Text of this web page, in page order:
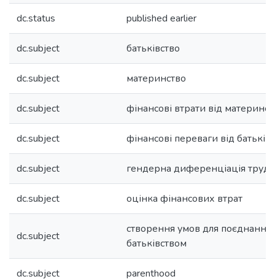
dc.status published earlier
dc.subject батьківство
dc.subject материнство
dc.subject фінансові втрати від
dc.subject фінансові переваги від
dc.subject гендерна диференціація
dc.subject оцінка фінансових втрат
dc.subject
створення умов для поєднання
батьківством
dc.subject parenthood